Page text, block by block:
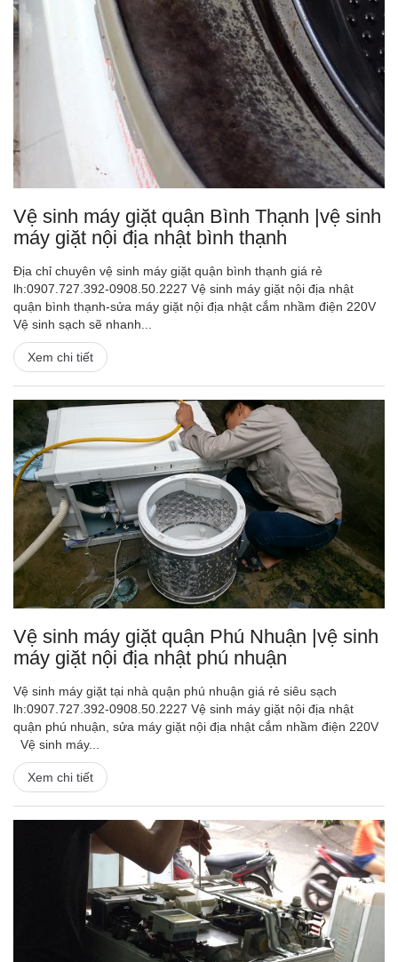
Vệ sinh máy giặt quận Bình Thạnh |vệ sinh
máy giặt nội địa nhật bình thạnh
Địa chỉ chuyên vệ sinh máy giặt quận bình thạnh giá rẻ
lh:0907.727.392-0908.50.2227 Vệ sinh máy giặt nội địa nhật
quận bình thạnh-sửa máy giặt nội địa nhật cắm nhầm điện 220V
Vệ sinh sạch sẽ nhanh...
Xem chi tiết
Vệ sinh máy giặt quận Phú Nhuận |vệ sinh
máy giặt nội địa nhật phú nhuận
Vệ sinh máy giặt tại nhà quận phú nhuận giá rẻ siêu sạch
lh:0907.727.392-0908.50.2227 Vệ sinh máy giặt nội địa nhật
quận phú nhuận, sửa máy giặt nội địa nhật cắm nhầm điện 220V
Vệ sinh máy...
Xem chi tiết